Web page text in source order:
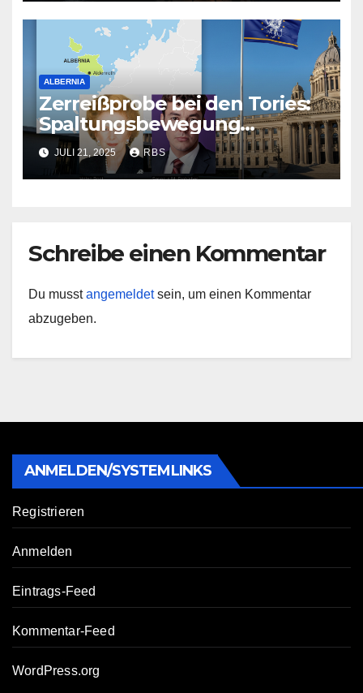
ALBERNIA
Zerreißprobe bei den Tories:
Spaltungsbewegung
erschüttert Albernias
Regierungspartei
JULI 21, 2025 RBS
Schreibe einen Kommentar
Du musstangemeldetsein, um einen Kommentar
abzugeben.
ANMELDEN/SYSTEMLINKS
Registrieren
Anmelden
Eintrags-Feed
Kommentar-Feed
WordPress.org